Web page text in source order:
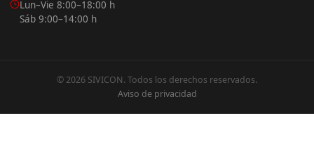
Lun–Vie 8:00–18:00 h
Sáb 9:00–14:00 h
© 2026 SIVICON. Todos los derechos reservados.
Aviso de privacidad